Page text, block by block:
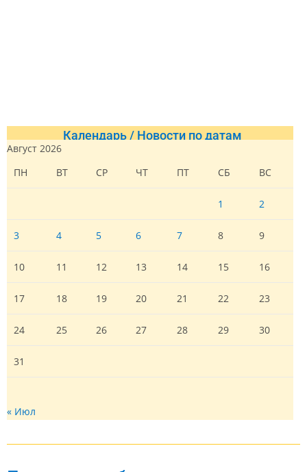
Календарь / Новости по датам
Август 2026
ПН
ВТ СР ЧТ ПТ СБ ВС
1 2
3 4 5 6 7 8 9
10 11 12 13 14 15 16
17 18 19 20 21 22 23
24 25 26 27 28 29 30
31
« Июл